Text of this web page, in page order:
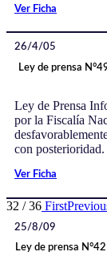
Ver Ficha
26/4/05
Ley de prensa
Ley de Prensa
por la Fiscalía
con
Ver Ficha
32 / 36 First
25/8/09
Ley de prensa